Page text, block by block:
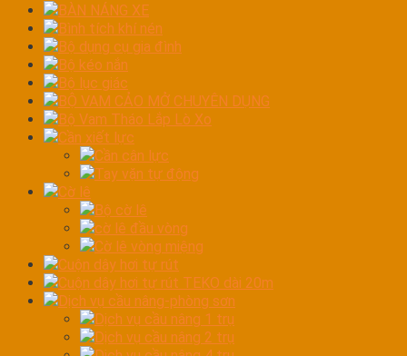
BÀN NÁNG XE
Bình tích khí nén
Bộ dụng cụ gia đình
Bộ kéo nắn
Bộ lục giác
BỘ VAM CẢO MỞ CHUYÊN DỤNG
Bộ Vam Tháo Lắp Lò Xo
Cần xiết lực
Cần cân lực
Tay vặn tự động
Cờ lê
Bộ cờ lê
cờ lê đầu vòng
Cờ lê vòng miệng
Cuộn dây hơi tự rút
Cuộn dây hơi tự rút TEKO dài 20m
Dịch vụ cầu nâng-phòng sơn
Dịch vụ cầu nâng 1 trụ
Dịch vụ cầu nâng 2 trụ